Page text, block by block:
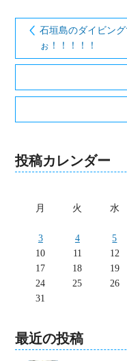
石垣島のダイビン
ぉ！！！！！
投稿カレンダー
月
火 水
3
4 5
10
11 12
17
18 19
24
25 26
31
最近の投稿